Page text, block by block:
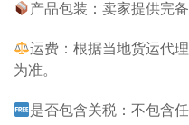
产品包装：卖家提供完
运费：根据当地货运代
为准。
是否包含关税：不包含